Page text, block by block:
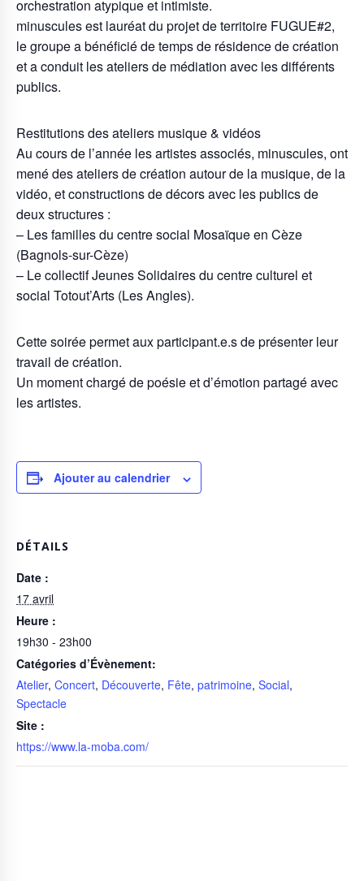
orchestration atypique et intimiste.
minuscules est lauréat du projet de territoire FUGUE#2,
le groupe a bénéficié de temps de résidence de création
et a conduit les ateliers de médiation avec les différents
publics.
Restitutions des ateliers musique & vidéos
Au cours de l’année les artistes associés, minuscules, ont
mené des ateliers de création autour de la musique, de la
vidéo, et constructions de décors avec les publics de
deux structures :
– Les familles du centre social Mosaïque en Cèze
(Bagnols-sur-Cèze)
– Le collectif Jeunes Solidaires du centre culturel et
social Totout’Arts (Les Angles).
Cette soirée permet aux participant.e.s de présenter leur
travail de création.
Un moment chargé de poésie et d’émotion partagé avec
les artistes.
Ajouter au calendrier
DÉTAILS
Date :
17 avril
Heure :
19h30 - 23h00
Catégories d’Évènement:
Atelier, Concert, Découverte, Fête, patrimoine, Social,
Spectacle
Site :
https://www.la-moba.com/